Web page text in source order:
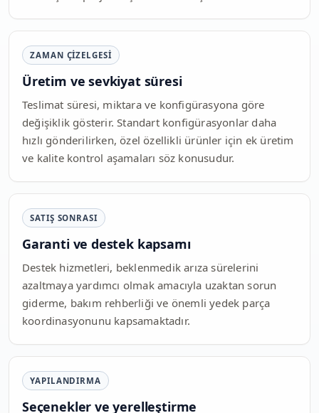
ZAMAN ÇIZELGESI
Üretim ve sevkiyat süresi
Teslimat süresi, miktara ve konfigürasyona göre
değişiklik gösterir. Standart konfigürasyonlar daha
hızlı gönderilirken, özel özellikli ürünler için ek üretim
ve kalite kontrol aşamaları söz konusudur.
SATIŞ SONRASI
Garanti ve destek kapsamı
Destek hizmetleri, beklenmedik arıza sürelerini
azaltmaya yardımcı olmak amacıyla uzaktan sorun
giderme, bakım rehberliği ve önemli yedek parça
koordinasyonunu kapsamaktadır.
YAPILANDIRMA
Seçenekler ve yerelleştirme